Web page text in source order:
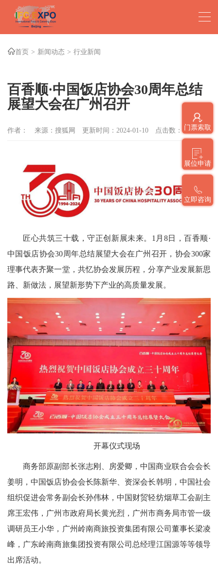
门票索取
展位申请
立即咨询
首页 新闻动态 行业新闻
百香顺·中国饭店协会30周年总结
展望大会在广州召开
作者： 来源：搜狐网 更新时间：2024-01-10 点击数： 1328
匠心共筑三十载，守正创新展未来。1月8日，百香顺·
中国饭店协会30周年总结展望大会在广州召开，协会300家
理事代表齐聚一堂，共忆协会发展历程，分享产业发展新思
路、新做法，展望新形势下产业的高质量发展。
开幕仪式现场
商务部原副部长张志刚、房爱卿，中国商业联合会会长
姜明，中国饭店协会会长陈新华、资深会长韩明，中国社会
组织促进会常务副会长孙伟林，中国财贸轻纺烟草工会副主
席王宏伟，广州市政府局长黄光烈，广州市商务局市管一级
调研员王小华，广州岭南商旅投资集团有限公司董事长梁凌
峰，广东岭南商旅集团投资有限公司总经理江国源等等领导
出席活动。